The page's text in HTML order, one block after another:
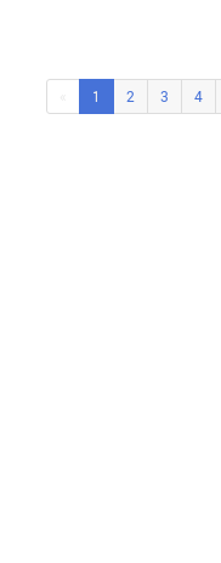
1 2 3 4